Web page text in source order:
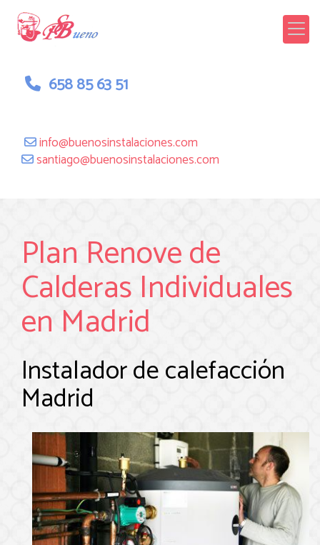
658 85 63 51
info buenosinstalaciones.com
santiago buenosinstalaciones.com
Plan Renove de
Calderas Individuales
en Madrid
Instalador de calefacción
Madrid